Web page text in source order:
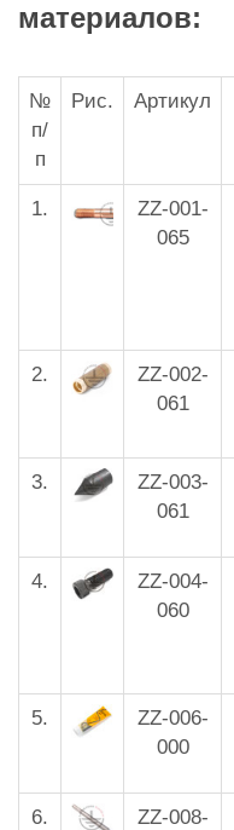
материалов:
№
п/
п
Рис. Артикул
1.
ZZ-001-
065
2.
ZZ-002-
061
3.
ZZ-003-
061
4.
ZZ-004-
060
5.
ZZ-006-
000
6. ZZ-008-